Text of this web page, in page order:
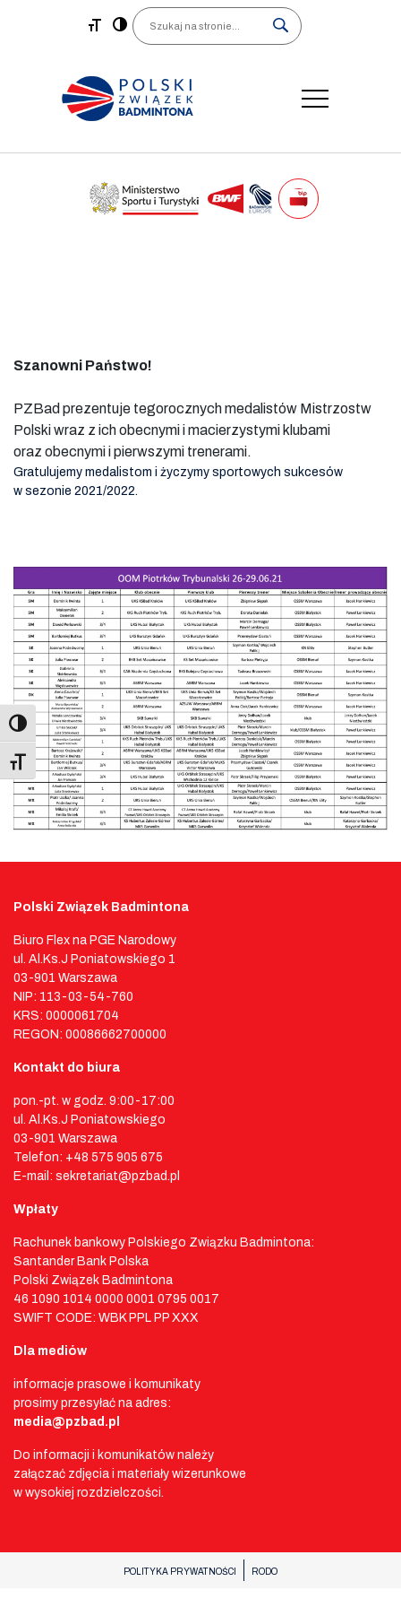
Toggle Font size
Main Navigation
Search
Szanowni Państwo!
PZBad prezentuje tegorocznych medalistów Mistrzostw
Polski wraz z ich obecnymi i macierzystymi klubami
oraz obecnymi i pierwszymi trenerami.
Gratulujemy medalistom i życzymy sportowych sukcesów
w sezonie 2021/2022.
Polski Związek Badmintona
Biuro Flex na PGE Narodowy
ul. Al.Ks.J Poniatowskiego 1
03-901 Warszawa
NIP: 113-03-54-760
KRS: 0000061704
REGON: 00086662700000
Kontakt do biura
pon.-pt. w godz. 9:00-17:00
ul. Al.Ks.J Poniatowskiego
03-901 Warszawa
Telefon: +48 575 905 675
E-mail: sekretariat@pzbad.pl
Wpłaty
Rachunek bankowy Polskiego Związku Badmintona:
Santander Bank Polska
Polski Związek Badmintona
46 1090 1014 0000 0001 0795 0017
SWIFT CODE: WBK PPL PP XXX
Dla mediów
informacje prasowe i komunikaty
prosimy przesyłać na adres:
media@pzbad.pl
Do informacji i komunikatów należy
załączać zdjęcia i materiały wizerunkowe
w wysokiej rozdzielczości.
POLITYKA PRYWATNOŚCI RODO